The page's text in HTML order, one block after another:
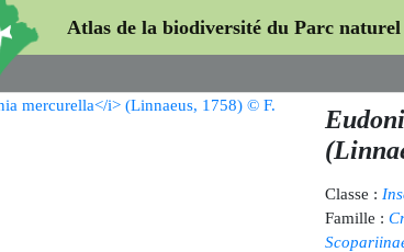
Atlas de la biodiversité du Parc
Classe :
Famille :